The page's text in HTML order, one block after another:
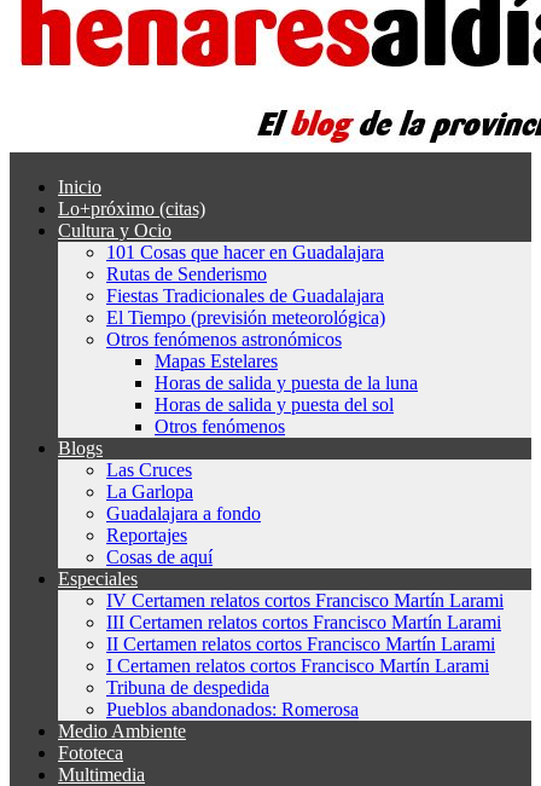
Inicio
Lo+próximo (citas)
Cultura y Ocio
101 Cosas que hacer en Guadalajara
Rutas de Senderismo
Fiestas Tradicionales de Guadalajara
El Tiempo (previsión meteorológica)
Otros fenómenos astronómicos
Mapas Estelares
Horas de salida y puesta de la luna
Horas de salida y puesta del sol
Otros fenómenos
Blogs
Las Cruces
La Garlopa
Guadalajara a fondo
Reportajes
Cosas de aquí
Especiales
IV Certamen relatos cortos Francisco Martín Larami
III Certamen relatos cortos Francisco Martín Larami
II Certamen relatos cortos Francisco Martín Larami
I Certamen relatos cortos Francisco Martín Larami
Tribuna de despedida
Pueblos abandonados: Romerosa
Medio Ambiente
Fototeca
Multimedia